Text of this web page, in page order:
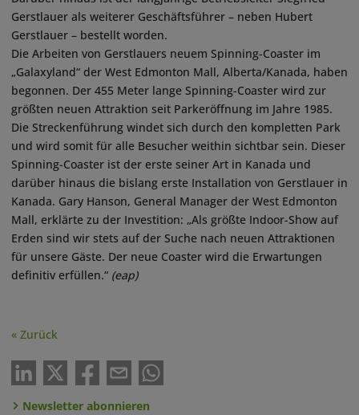
Gerstlauer als weiterer Geschäftsführer – neben Hubert
Gerstlauer – bestellt worden.
Die Arbeiten von Gerstlauers neuem Spinning-Coaster im
„Galaxyland“ der West Edmonton Mall, Alberta/Kanada, haben
begonnen. Der 455 Meter lange Spinning-Coaster wird zur
größten neuen Attraktion seit Parkeröffnung im Jahre 1985.
Die Streckenführung windet sich durch den kompletten Park
und wird somit für alle Besucher weithin sichtbar sein. Dieser
Spinning-Coaster ist der erste seiner Art in Kanada und
darüber hinaus die bislang erste Installation von Gerstlauer in
Kanada. Gary Hanson, General Manager der West Edmonton
Mall, erklärte zu der Investition: „Als größte Indoor-Show auf
Erden sind wir stets auf der Suche nach neuen Attraktionen
für unsere Gäste. Der neue Coaster wird die Erwartungen
definitiv erfüllen.“ (eap)
« Zurück
Newsletter abonnieren